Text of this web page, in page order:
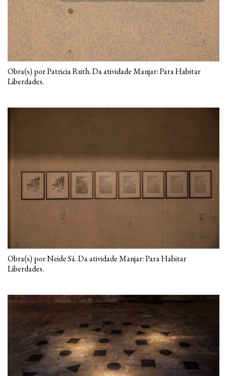
Obra(s) por Patricia Ruth. Da atividade Manjar: Para Habitar
Liberdades.
Obra(s) por Neide Sá. Da atividade Manjar: Para Habitar
Liberdades.